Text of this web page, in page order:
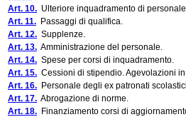
Art. 10. Ulteriore inquadramento di
Art. 11. Passaggi di qualifica.
Art. 12. Supplenze.
Art. 13. Amministrazione del personale.
Art. 14. Spese per corsi di inquadramento.
Art. 15. Cessioni di stipendio. Agevolazioni
Art. 16. Personale degli ex patronati
Art. 17. Abrogazione di norme.
Art. 18. Finanziamento corsi di